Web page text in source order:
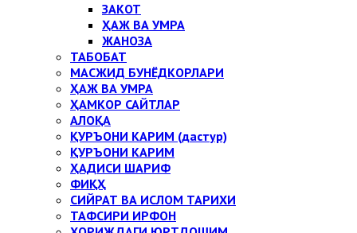
ЗАКОТ
ҲАЖ ВА УМРА
ЖАНОЗА
ТАБОБАТ
МАСЖИД БУНЁДКОРЛАРИ
ҲАЖ ВА УМРА
ҲАМКОР САЙТЛАР
АЛОҚА
ҚУРЪОНИ КАРИМ (дастур)
ҚУРЪОНИ КАРИМ
ҲАДИСИ ШАРИФ
ФИҚҲ
СИЙРАТ ВА ИСЛОМ ТАРИХИ
ТАФСИРИ ИРФОН